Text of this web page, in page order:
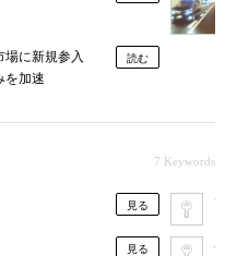
場に新規参入
加速
読む
7 Keywords
見る
見る
画